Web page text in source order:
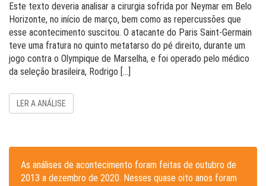
Este texto deveria analisar a cirurgia sofrida por Neymar em Belo
Horizonte, no início de março, bem como as repercussões que
esse acontecimento suscitou. O atacante do Paris Saint-Germain
teve uma fratura no quinto metatarso do pé direito, durante um
jogo contra o Olympique de Marselha, e foi operado pelo médico
da seleção brasileira, Rodrigo […]
LER A ANÁLISE
As análises de acontecimento foram feitas de outubro de
2013 a dezembro de 2020. Nesses quase oito anos foram